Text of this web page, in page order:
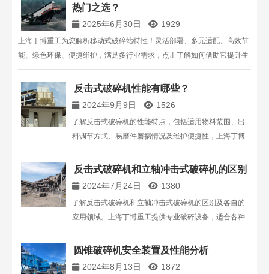
热门之选？
2025年6月30日 1929
上海丁博重工为您解析移动式破碎站特性！灵活部署、多元适配、高效节
能、绿色环保、便捷维护，满足多行业需求，点击了解如何借助它提升生
产效率，[中国矿山机械网] 行业资讯同步更新！
反击式破碎机性能有哪些？
2024年9月9日 1526
了解反击式破碎机的性能特点，包括适用物料范围、出
料调节方式、易磨件磨损情况及维护便捷性，上海丁博
重工机械有限公司提供高品质破碎解决方案。
反击式破碎机和立轴冲击式破碎机的区别
2024年7月24日 1380
了解反击式破碎机和立轴冲击式破碎机的区别及各自的
应用领域。上海丁博重工提供专业破碎设备，适合各种
矿山破碎需求。
圆锥破碎机安全装置及性能分析
2024年8月13日 1872